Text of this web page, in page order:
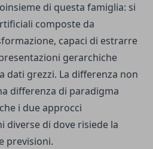
di questa famiglia: si
composte da
capaci di estrarre
gerarchiche
dati grezzi. La differenza non
differenza di paradigma
i due approcci
diverse di dove risiede la
previsioni.